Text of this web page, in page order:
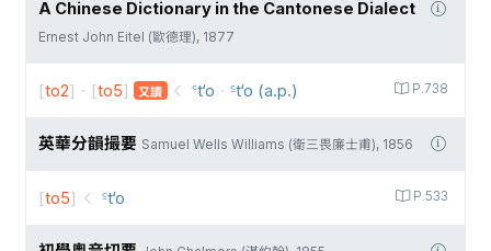
A Chinese Dictionary in the Cantonese Dialect
Ernest John Eitel (歐德理), 1877
P.738
[to2] · [to5] 又讀 ꜂t‘o · ꜃t‘o (a.p.)
英華分韻撮要 Samuel Wells Williams (衛三畏廉士甫), 1856
P.533
[to5] ꜃t‘o